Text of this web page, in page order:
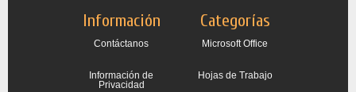
Información
Contáctanos
Información de
Privacidad
Categorías
Microsoft Office
Hojas de Trabajo